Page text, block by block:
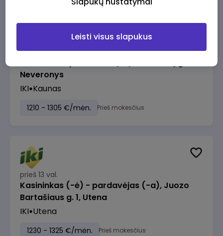
prieš 13 val.
Neveronys
IKI Kaunas
1210 - 1305 €/mėn. Prieš mokesčius
prieš 13 val.
Kasininkas (-ė) - pardavėjas (-a), Juozo
Bartašiaus g. 1, Utena
IKI Utena
1230 - 1325 €/mėn. Prieš mokesčius
Leisti visus slapukus